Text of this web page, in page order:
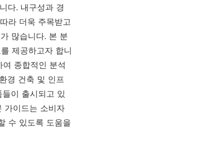
다. 내구성과 경
라 더욱 주목받고
많습니다. 본 분
제공하고자 합니
종합적인 분석
경 건축 및 인프
이 출시되고 있
가이드는 소비자
수 있도록 도움을